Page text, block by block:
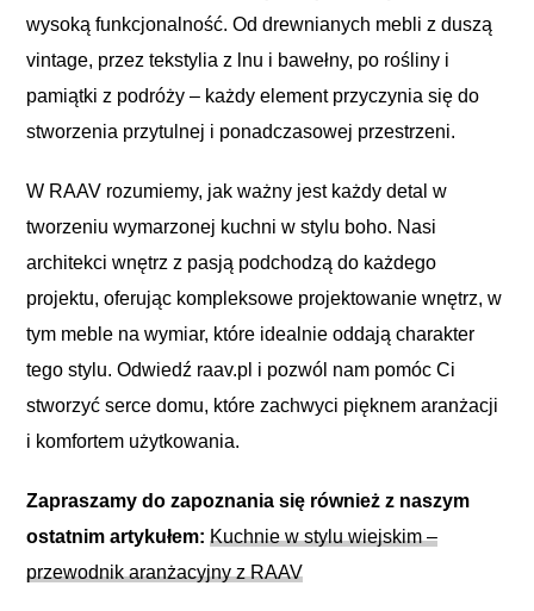
wysoką funkcjonalność. Od drewnianych mebli z duszą
vintage, przez tekstylia z lnu i bawełny, po rośliny i
pamiątki z podróży – każdy element przyczynia się do
stworzenia przytulnej i ponadczasowej przestrzeni.
W RAAV rozumiemy, jak ważny jest każdy detal w
tworzeniu wymarzonej kuchni w stylu boho. Nasi
architekci wnętrz z pasją podchodzą do każdego
projektu, oferując kompleksowe projektowanie wnętrz, w
tym meble na wymiar, które idealnie oddają charakter
tego stylu. Odwiedź raav.pl i pozwól nam pomóc Ci
stworzyć serce domu, które zachwyci pięknem aranżacji
i komfortem użytkowania.
Zapraszamy do zapoznania się również z naszym
ostatnim artykułem:Kuchnie w stylu wiejskim –
przewodnik aranżacyjny z RAAV